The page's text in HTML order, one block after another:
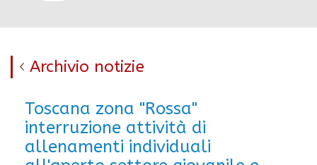
Archivio notizie
Toscana zona "Rossa"
interruzione attività di
allenamenti individuali